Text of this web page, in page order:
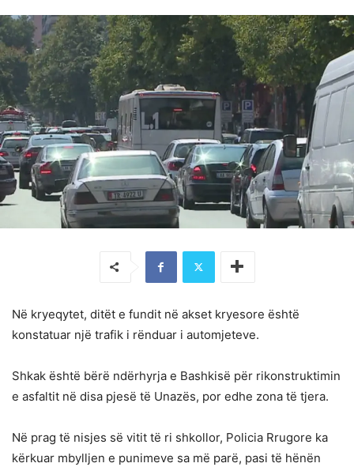
Në kryeqytet, ditët e fundit në akset kryesore është
konstatuar një trafik i rënduar i automjeteve.
Shkak është bërë ndërhyrja e Bashkisë për rikonstruktimin
e asfaltit në disa pjesë të Unazës, por edhe zona të tjera.
Në prag të nisjes së vitit të ri shkollor, Policia Rrugore ka
kërkuar mbylljen e punimeve sa më parë, pasi të hënën